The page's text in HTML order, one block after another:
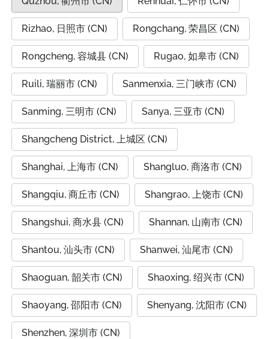
Rizhao, 日照市 (CN) Rongchang, 荣昌区 (CN)
Rongcheng, 容城县 (CN) Rugao, 如皋市 (CN)
Ruili, 瑞丽市 (CN) Sanmenxia, 三门峡市 (CN)
Sanming, 三明市 (CN) Sanya, 三亚市 (CN)
Shangcheng District, 上城区 (CN)
Shanghai, 上海市 (CN) Shangluo, 商洛市 (CN)
Shangqiu, 商丘市 (CN) Shangrao, 上饶市 (CN)
Shangshui, 商水县 (CN) Shannan, 山南市 (CN)
Shantou, 汕头市 (CN) Shanwei, 汕尾市 (CN)
Shaoguan, 韶关市 (CN) Shaoxing, 绍兴市 (CN)
Shaoyang, 邵阳市 (CN) Shenyang, 沈阳市 (CN)
Shenzhen, 深圳市 (CN)